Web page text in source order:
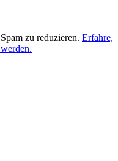
zu reduzieren. Erfahre,